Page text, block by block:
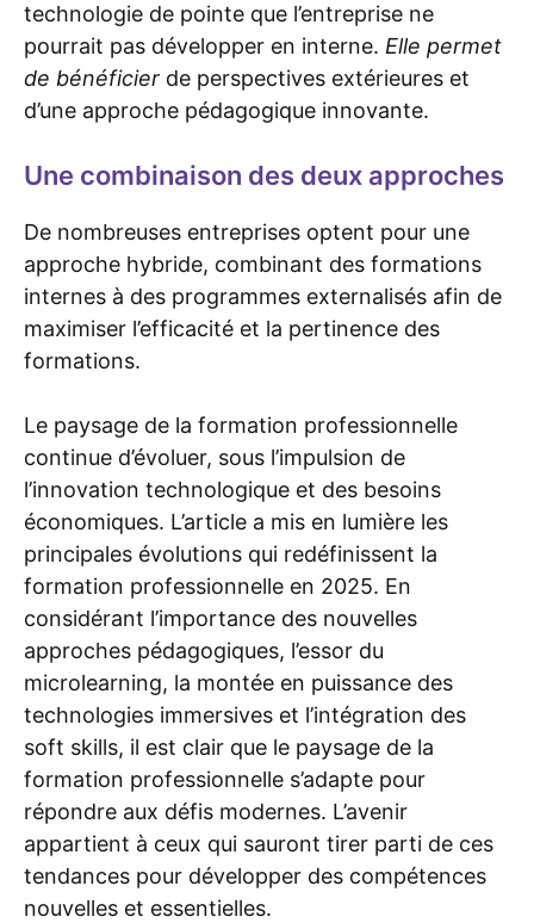
technologie de pointe que l’entreprise ne
pourrait pas développer en interne. Elle permet
de bénéficier de perspectives extérieures et
d’une approche pédagogique innovante.
Une combinaison des deux approches
De nombreuses entreprises optent pour une
approche hybride, combinant des formations
internes à des programmes externalisés afin de
maximiser l’efficacité et la pertinence des
formations.
Le paysage de la formation professionnelle
continue d’évoluer, sous l’impulsion de
l’innovation technologique et des besoins
économiques. L’article a mis en lumière les
principales évolutions qui redéfinissent la
formation professionnelle en 2025. En
considérant l’importance des nouvelles
approches pédagogiques, l’essor du
microlearning, la montée en puissance des
technologies immersives et l’intégration des
soft skills, il est clair que le paysage de la
formation professionnelle s’adapte pour
répondre aux défis modernes. L’avenir
appartient à ceux qui sauront tirer parti de ces
tendances pour développer des compétences
nouvelles et essentielles.